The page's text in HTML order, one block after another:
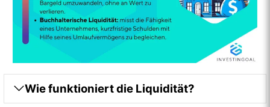
Wie funktioniert die Liquidität?